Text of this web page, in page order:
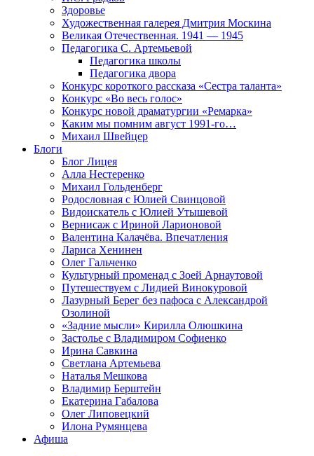
Здоровье
Художественная галерея Дмитрия Москина
Великая Отечественная. 1941 — 1945
Педагогика С. Артемьевой
Педагогика школы
Педагогика двора
Конкурс короткого рассказа «Сестра таланта»
Конкурс «Во весь голос»
Конкурс новой драматургии «Ремарка»
Каким мы помним август 1991-го…
Михаил Швейцер
Блоги
Блог Лицея
Алла Нестеренко
Михаил Гольденберг
Родословная с Юлией Свинцовой
Видоискатель с Юлией Утышевой
Вернисаж с Ириной Ларионовой
Валентина Калачёва. Впечатления
Лариса Хенинен
Олег Гальченко
Культурный променад с Зоей Арнаутовой
Путешествуем с Лидией Винокуровой
Лазурный Берег без пафоса с Александрой
Озолиной
«Задние мысли» Кирилла Олюшкина
Застолье с Владимиром Софиенко
Ирина Савкина
Светлана Артемьева
Наталья Мешкова
Владимир Берштейн
Екатерина Габалова
Олег Липовецкий
Илона Румянцева
Афиша